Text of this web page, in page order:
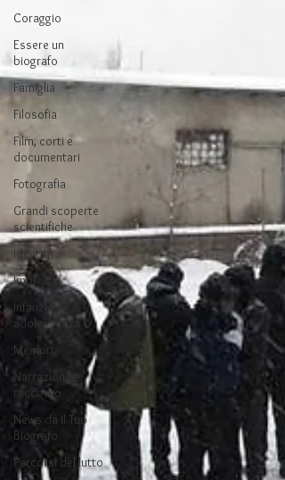
Coraggio
Essere un
biografo
Famiglia
Filosofia
Film, corti e
documentari
Fotografia
Grandi scoperte
scientifiche
Identità
Impresa
Infanzia e
adolescenza
Memoria
Narrazione e
racconto
News da Il Tuo
Biografo
Percorsi del lutto